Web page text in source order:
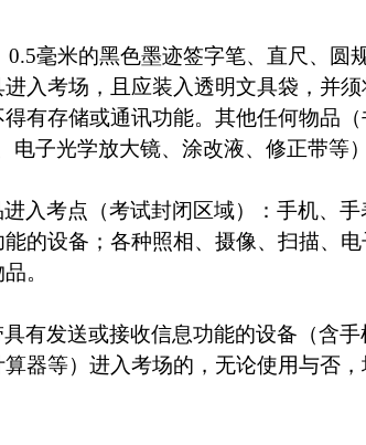
毫米的黑色墨迹签字笔、直尺、圆
入考场，且应装入透明文具袋，并
有存储或通讯功能。其他任何物品
电子光学放大镜、涂改液、修正带等
入考点（考试封闭区域）：手机、
的设备；各种照相、摄像、扫描、
。
有发送或接收信息功能的设备（含
器等）进入考场的，无论使用与否